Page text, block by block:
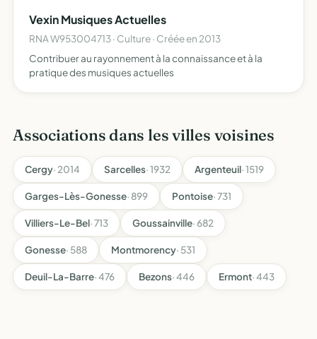
Vexin Musiques Actuelles
RNA W953004713 · Culture · Créée en 2013
Contribuer au rayonnement à la connaissance et à la
pratique des musiques actuelles
Associations dans les villes voisines
Cergy· 2014 Sarcelles· 1932 Argenteuil· 1519
Garges-Lès-Gonesse· 899 Pontoise· 731
Villiers-Le-Bel· 713 Goussainville· 682
Gonesse· 588 Montmorency· 531
Deuil-La-Barre· 476 Bezons· 446 Ermont· 443